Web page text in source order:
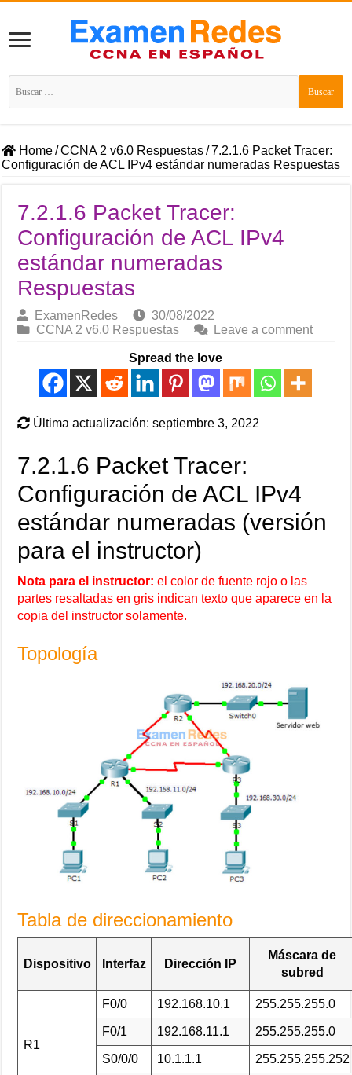
Buscar:
Home/CCNA 2 v6.0 Respuestas/7.2.1.6 Packet Tracer:
Configuración de ACL IPv4 estándar numeradas Respuestas
7.2.1.6 Packet Tracer:
Configuración de ACL IPv4
estándar numeradas
Respuestas
ExamenRedes
30/08/2022
CCNA 2 v6.0 Respuestas
Leave a comment
Spread the love
Última actualización: septiembre 3, 2022
7.2.1.6 Packet Tracer:
Configuración de ACL IPv4
estándar numeradas (versión
para el instructor)
Nota para el instructor: el color de fuente rojo o las
partes resaltadas en gris indican texto que aparece en la
copia del instructor solamente.
Topología
Tabla de direccionamiento
Dispositivo Interfaz Dirección IP
Máscara de
subred
R1
F0/0 192.168.10.1 255.255.255.0
F0/1 192.168.11.1 255.255.255.0
S0/0/0 10.1.1.1 255.255.255.252